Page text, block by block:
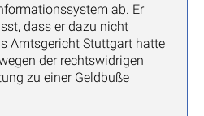
ab. Er
dass er dazu nicht
Amtsgericht Stuttgart hatte
der rechtswidrigen
zu einer Geldbuße